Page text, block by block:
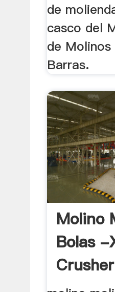
de
casco del
de
Barras.
Molino
Bolas -